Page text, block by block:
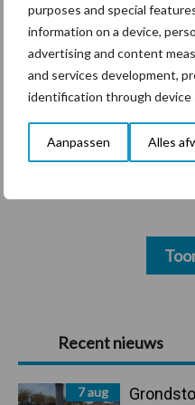
purposes and special
information on a device,
advertising and content
and services development,
identification through device
Aanpassen Alles
Primaire
Sidebar
Recent nieuws
7 aug
Diergezondheid
Bedrijfsnieuws